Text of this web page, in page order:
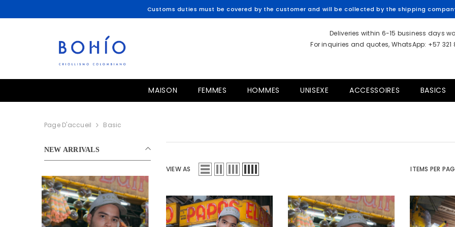
Customs duties must be covered by the customer and will be collected by the shipping
Deliveries within 6-15 business days
For inquiries and quotes, WhatsApp: +57 321
MAISON FEMMES HOMMES UNISEXE ACCESSOIRES BASICS
Page D'accueil Basic
NEW ARRIVALS
VIEW AS ITEMS PER